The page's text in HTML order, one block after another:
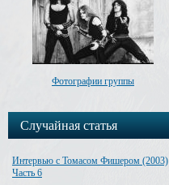
Фотографии группы
Случайная статья
Интервью с Томасом Фишером (2003)
Часть 6